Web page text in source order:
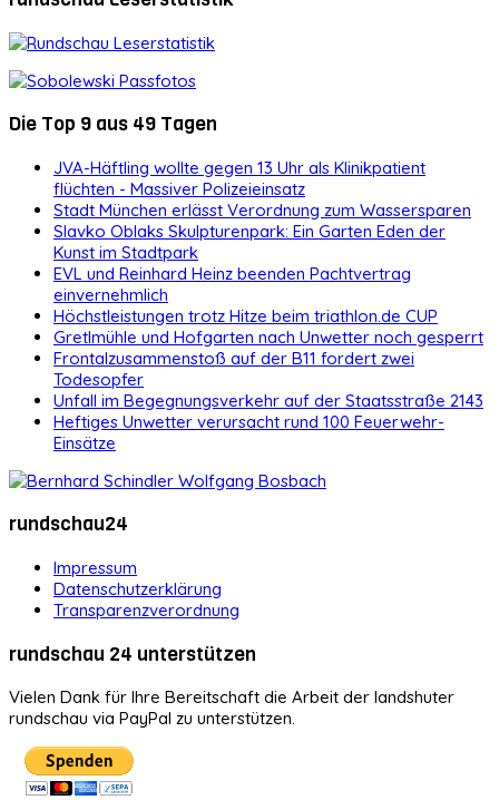
Die Top 9 aus 49 Tagen
JVA-Häftling wollte gegen 13 Uhr als Klinikpatient
flüchten - Massiver Polizeieinsatz
Stadt München erlässt Verordnung zum Wassersparen
Slavko Oblaks Skulpturenpark: Ein Garten Eden der
Kunst im Stadtpark
EVL und Reinhard Heinz beenden Pachtvertrag
einvernehmlich
Höchstleistungen trotz Hitze beim triathlon.de CUP
Gretlmühle und Hofgarten nach Unwetter noch gesperrt
Frontalzusammenstoß auf der B11 fordert zwei
Todesopfer
Unfall im Begegnungsverkehr auf der Staatsstraße 2143
Heftiges Unwetter verursacht rund 100 Feuerwehr-
Einsätze
rundschau24
Impressum
Datenschutzerklärung
Transparenzverordnung
rundschau 24 unterstützen
Vielen Dank für Ihre Bereitschaft die Arbeit der landshuter
rundschau via PayPal zu unterstützen.